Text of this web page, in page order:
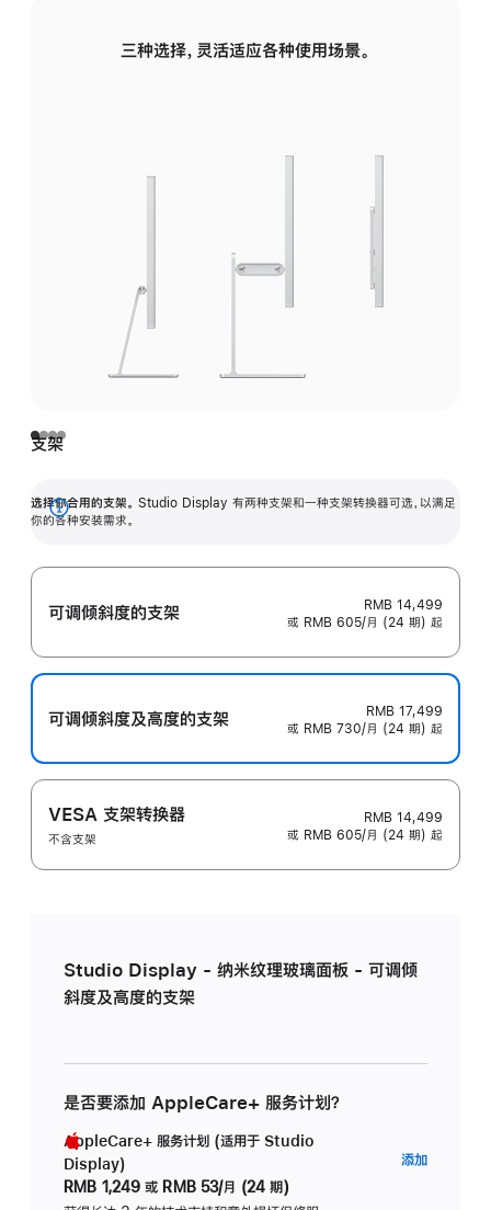
三种选择，灵活适应各种使用场景。
支架
选择你合用的支架。 Studio Display 有两种支架和一种支架转换器可选，以满足
你的各种安装需求。
展
可调倾斜度的支架
RMB 14,499
或 RMB 605/月 (24 期) 起
可调倾斜度及高‍度的支‍架
RMB 17,499
或 RMB 730/月 (24 期) 起
VESA 支架转换器
不含支架
RMB 14,499
或 RMB 605/月 (24 期) 起
Studio Display - 纳米纹理玻璃面板 - 可调倾
斜度及高度的支架
是否要添加 AppleCare+ 服务计划？
AppleCare+ 服务计划 (适用于 Studio
Display)
RMB 1,249 或 RMB 53/月 (24 期)
添加